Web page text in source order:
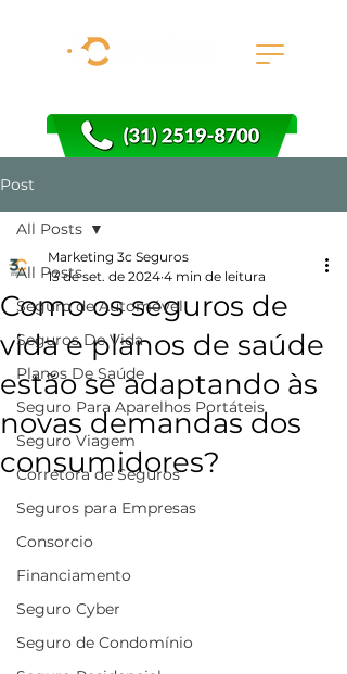
Post
All Posts
Seguro de Automóvel
Seguros De Vida
Planos De Saúde
Seguro Para Aparelhos Portáteis
Seguro Viagem
Corretora de Seguros
Seguros para Empresas
Consorcio
Financiamento
Seguro Cyber
Seguro de Condomínio
All Posts
Como os seguros de
vida e planos de saúde
estão se adaptando às
novas demandas dos
consumidores?
Marketing 3c Seguros
13 de set. de 2024 4 min de leitura